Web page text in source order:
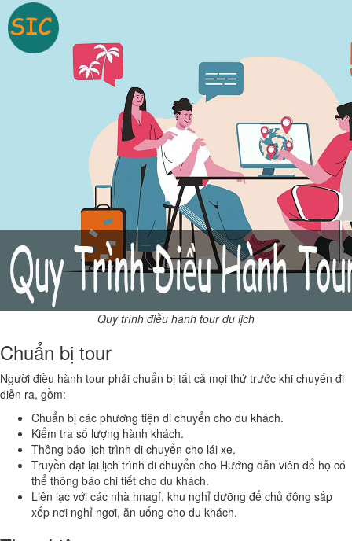
Quy trình điều hành tour du lịch
Chuẩn bị tour
Người điều hành tour phải chuẩn bị tất cả mọi thứ trước khi chuyến đi
diễn ra, gồm:
Chuẩn bị các phương tiện di chuyển cho du khách.
Kiểm tra số lượng hành khách.
Thông báo lịch trình di chuyển cho lái xe.
Truyền đạt lại lịch trình di chuyển cho Hướng dẫn viên để họ có
thể thông báo chi tiết cho du khách.
Liên lạc với các nhà hnagf, khu nghỉ dưỡng để chủ động sắp
xếp nơi nghỉ ngơi, ăn uống cho du khách.